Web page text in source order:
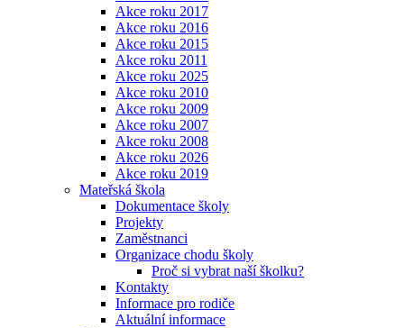
Akce roku 2017
Akce roku 2016
Akce roku 2015
Akce roku 2011
Akce roku 2025
Akce roku 2010
Akce roku 2009
Akce roku 2007
Akce roku 2008
Akce roku 2026
Akce roku 2019
Mateřská škola
Dokumentace školy
Projekty
Zaměstnanci
Organizace chodu školy
Proč si vybrat naší školku?
Kontakty
Informace pro rodiče
Aktuální informace